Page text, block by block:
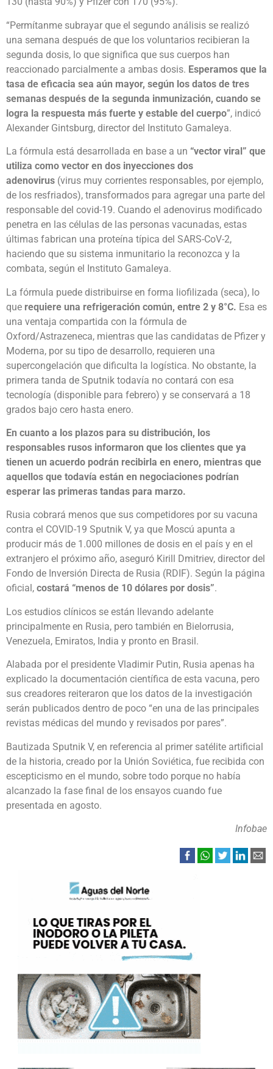
“Permítanme subrayar que el segundo análisis se realizó
una semana después de que los voluntarios recibieran la
segunda dosis, lo que significa que sus cuerpos han
reaccionado parcialmente a ambas dosis. Esperamos que la
tasa de eficacia sea aún mayor, según los datos de tres
semanas después de la segunda inmunización, cuando se
logra la respuesta más fuerte y estable del cuerpo”, indicó
Alexander Gintsburg, director del Instituto Gamaleya.
La fórmula está desarrollada en base a un “vector viral” que
utiliza como vector en dos inyecciones dos
adenovirus (virus muy corrientes responsables, por ejemplo,
de los resfriados), transformados para agregar una parte del
responsable del covid-19. Cuando el adenovirus modificado
penetra en las células de las personas vacunadas, estas
últimas fabrican una proteína típica del SARS-CoV-2,
haciendo que su sistema inmunitario la reconozca y la
combata, según el Instituto Gamaleya.
La fórmula puede distribuirse en forma liofilizada (seca), lo
que requiere una refrigeración común, entre 2 y 8°C. Esa es
una ventaja compartida con la fórmula de
Oxford/Astrazeneca, mientras que las candidatas de Pfizer y
Moderna, por su tipo de desarrollo, requieren una
supercongelación que dificulta la logística. No obstante, la
primera tanda de Sputnik todavía no contará con esa
tecnología (disponible para febrero) y se conservará a 18
grados bajo cero hasta enero.
En cuanto a los plazos para su distribución, los
responsables rusos informaron que los clientes que ya
tienen un acuerdo podrán recibirla en enero, mientras que
aquellos que todavía están en negociaciones podrían
esperar las primeras tandas para marzo.
Rusia cobrará menos que sus competidores por su vacuna
contra el COVID-19 Sputnik V, ya que Moscú apunta a
producir más de 1.000 millones de dosis en el país y en el
extranjero el próximo año, aseguró Kirill Dmitriev, director del
Fondo de Inversión Directa de Rusia (RDIF). Según la página
oficial, costará “menos de 10 dólares por dosis”.
Los estudios clínicos se están llevando adelante
principalmente en Rusia, pero también en Bielorrusia,
Venezuela, Emiratos, India y pronto en Brasil.
Alabada por el presidente Vladimir Putin, Rusia apenas ha
explicado la documentación científica de esta vacuna, pero
sus creadores reiteraron que los datos de la investigación
serán publicados dentro de poco “en una de las principales
revistas médicas del mundo y revisados por pares”.
Bautizada Sputnik V, en referencia al primer satélite artificial
de la historia, creado por la Unión Soviética, fue recibida con
escepticismo en el mundo, sobre todo porque no había
alcanzado la fase final de los ensayos cuando fue
presentada en agosto.
Infobae